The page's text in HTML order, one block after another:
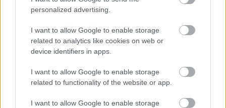
personalized advertising.
I want to allow Google to enable storage
related to analytics like cookies on web or
device identifiers in apps.
I want to allow Google to enable storage
related to functionality of the website or app.
I want to allow Google to enable storage
सिओफ्रा एक्वेडक्ट भग्नावशेषहरूमा दुई विशाल भ्यालेन्ट गार्गोइलहरू
माथि उभिएका कालो चक्कु कवचमा कलंकितको एनिमे शैलीको कला।.
गर्नुहोस्।